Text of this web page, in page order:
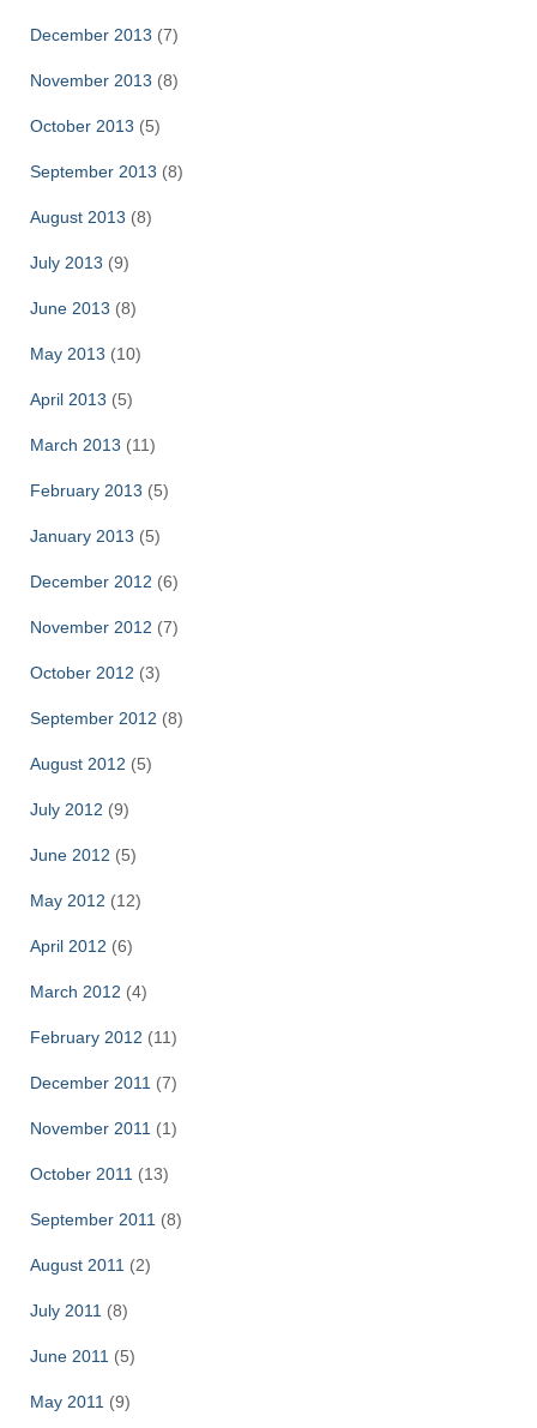
December 2013 (7)
November 2013 (8)
October 2013 (5)
September 2013 (8)
August 2013 (8)
July 2013 (9)
June 2013 (8)
May 2013 (10)
April 2013 (5)
March 2013 (11)
February 2013 (5)
January 2013 (5)
December 2012 (6)
November 2012 (7)
October 2012 (3)
September 2012 (8)
August 2012 (5)
July 2012 (9)
June 2012 (5)
May 2012 (12)
April 2012 (6)
March 2012 (4)
February 2012 (11)
December 2011 (7)
November 2011 (1)
October 2011 (13)
September 2011 (8)
August 2011 (2)
July 2011 (8)
June 2011 (5)
May 2011 (9)